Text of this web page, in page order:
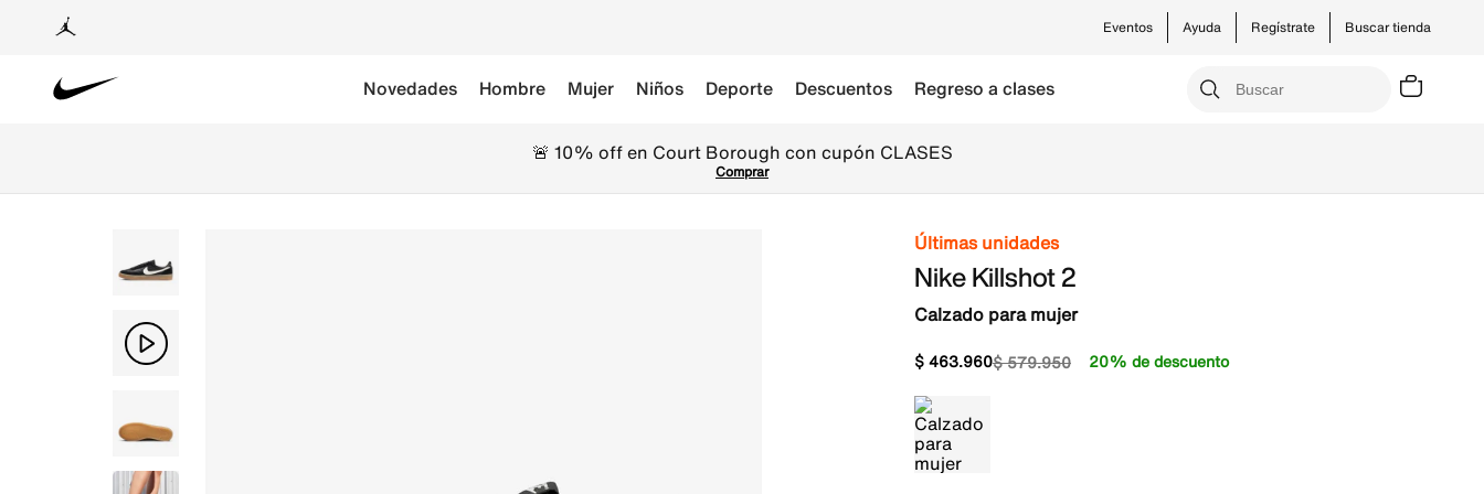
Buscar tienda
Ayuda Regístrate
Eventos
Novedades Hombre Mujer Niños Deporte Descuentos Regreso a clases
🚨 10% off en Court Borough con cupón CLASES
Comprar
Últimas unidades
Nike Killshot 2
Calzado para mujer
$579.950
$463.960 20% de descuento